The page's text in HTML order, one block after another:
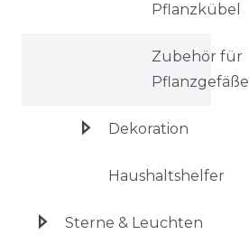
Pflanzkübel
Zubehör für
Pflanzgefäße
Dekoration
Haushaltshelfer
Sterne & Leuchten